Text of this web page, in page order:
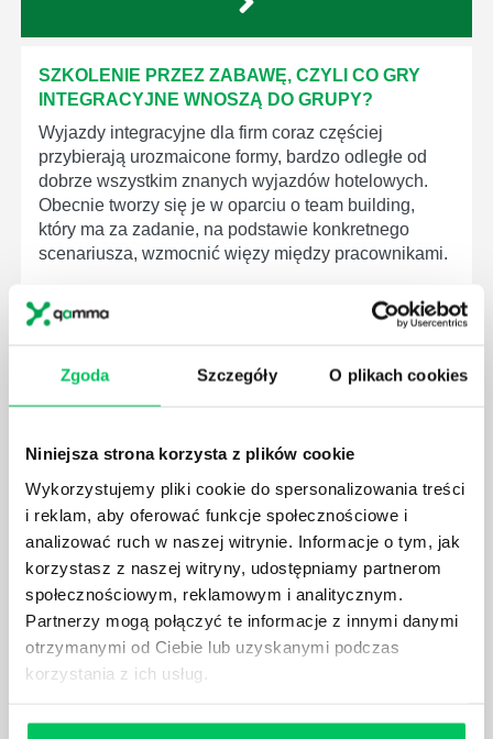
Zgoda Szczegóły O plikach cookies
Niniejsza strona korzysta z plików cookie
Wykorzystujemy pliki cookie do spersonalizowania treści
i reklam, aby oferować funkcje społecznościowe i
analizować ruch w naszej witrynie. Informacje o tym, jak
korzystasz z naszej witryny, udostępniamy partnerom
społecznościowym, reklamowym i analitycznym.
Partnerzy mogą połączyć te informacje z innymi danymi
otrzymanymi od Ciebie lub uzyskanymi podczas
korzystania z ich usług.
SZKOLENIE PRZEZ ZABAWĘ, CZYLI CO GRY
INTEGRACYJNE WNOSZĄ DO GRUPY?
Wyjazdy integracyjne dla firm coraz częściej
przybierają urozmaicone formy, bardzo odległe od
dobrze wszystkim znanych wyjazdów hotelowych.
Obecnie tworzy się je w oparciu o team building,
który ma za zadanie, na podstawie konkretnego
scenariusza, wzmocnić więzy między pracownikami.
INTEGRACJA POD KONTROLĄ - CO POWINNO
Wiele mówi się ostatnio o różnych formach, które
mogą przybierać szkolenia integracyjne dla firm.
Kreatywność pod tym względem bywa naprawdę
olbrzymia. Każdemu z tego typu pomysłów powinna
jednak zawsze przyświecać idea team buildingu.
Czym on tak naprawdę jest i do czego może się
przydać podczas wyjazdów firmowych?